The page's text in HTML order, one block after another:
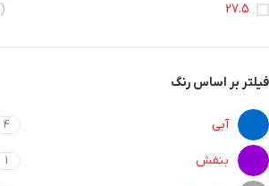
27.5
(9)
فیلتر بر اساس رنگ
آبی 4
بنفش 1